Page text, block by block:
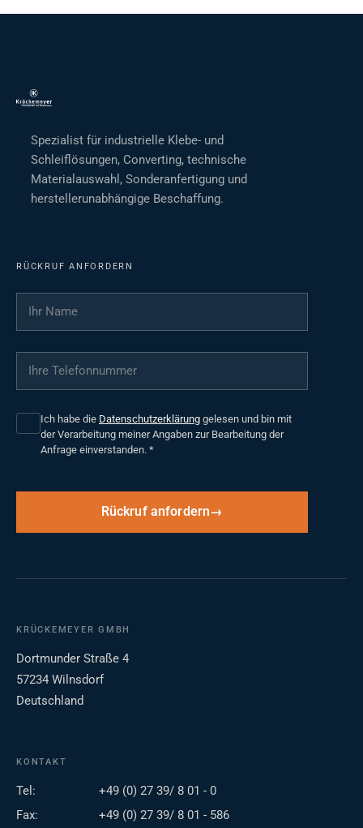
Spezialist für industrielle Klebe- und
Schleiflösungen, Converting, technische
Materialauswahl, Sonderanfertigung und
herstellerunabhängige Beschaffung.
RÜCKRUF ANFORDERN
Ihr Name
Ihre Telefonnummer
Ich habe die Datenschutzerklärung gelesen und bin mit
der Verarbeitung meiner Angaben zur Bearbeitung der
Anfrage einverstanden. *
Rückruf anfordern
KRÜCKEMEYER GMBH
Dortmunder Straße 4
57234 Wilnsdorf
Deutschland
KONTAKT
Tel:
+49 (0) 27 39/ 8 01 - 0
Fax:
+49 (0) 27 39/ 8 01 - 586